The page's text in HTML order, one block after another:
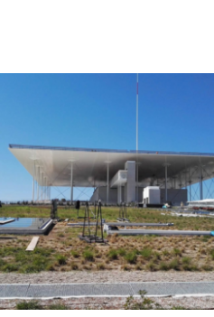
ΊΔΡΥΜΑ ΣΤΑΎΡΟΣ ΝΙΆΡΧΟΣ
Έργα τεχνικής εταιρείας